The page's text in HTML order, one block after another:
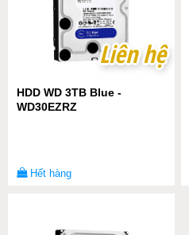
Liên hệ
Liên hệ
HDD WD 3TB Blue -
WD30EZRZ
Hết hàng